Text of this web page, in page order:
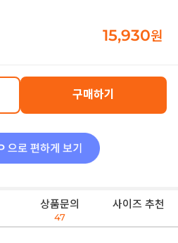
15,930원
구매하기
상품문의
47
사이즈 추천